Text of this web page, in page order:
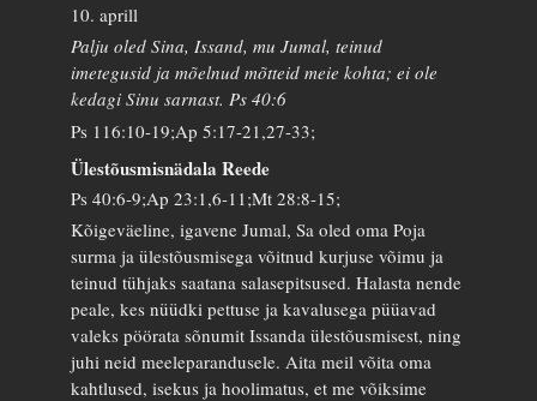
10. aprill
Palju oled Sina, Issand, mu Jumal, teinud
imetegusid ja mõelnud mõtteid meie kohta; ei ole
kedagi Sinu sarnast. Ps 40:6
Ps 116:10-19;Ap 5:17-21,27-33;
Ülestõusmisnädala Reede
Ps 40:6-9;Ap 23:1,6-11;Mt 28:8-15;
Kõigeväeline, igavene Jumal, Sa oled oma Poja
surma ja ülestõusmisega võitnud kurjuse võimu ja
teinud tühjaks saatana salasepitsused. Halasta nende
peale, kes nüüdki pettuse ja kavalusega püüavad
valeks pöörata sõnumit Issanda ülestõusmisest, ning
juhi neid meeleparandusele. Aita meil võita oma
kahtlused, isekus ja hoolimatus, et me võiksime